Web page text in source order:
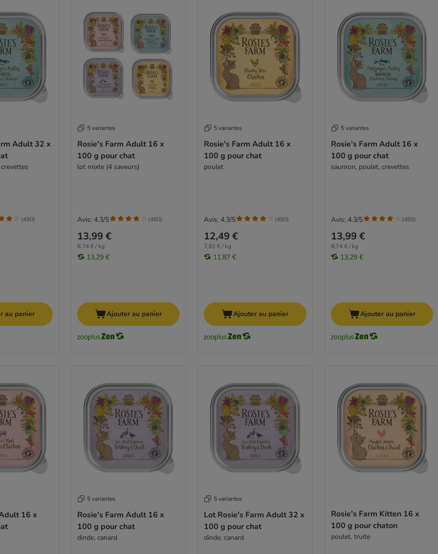
Adult 32 x
(480)
au panier
5 variantes
Rosie's Farm Adult 16 x
100 g pour chat
lot mixte (4 saveurs)
13,99 €
8,74 € / kg
13,29 €
Avis: 4.3/5 (480)
Ajouter au panier
5 variantes
Rosie's Farm Adult 16 x
100 g pour chat
poulet
12,49 €
7,81 € / kg
11,87 €
Avis: 4.3/5 (480)
Ajouter au panier
5 variantes
Rosie's Farm Adult 16 x
100 g pour chat
saumon, poulet, crevettes
13,99 €
8,74 € / kg
13,29 €
Avis: 4.3/5 (480)
Ajouter au panier
16 x
5 variantes
Rosie's Farm Adult 16 x
100 g pour chat
dinde, canard
5 variantes
Lot Rosie's Farm Adult 32 x
100 g pour chat
dinde, canard
Rosie's Farm Kitten 16 x
100 g pour chaton
poulet, truite